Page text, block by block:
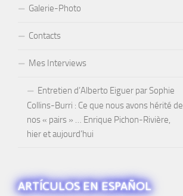
Galerie-Photo
Contacts
Mes Interviews
Entretien d’Alberto Eiguer par Sophie
Collins-Burri : Ce que nous avons hérité de
nos « pairs » … Enrique Pichon-Rivière,
hier et aujourd’hui
ARTÍCULOS EN ESPAÑOL